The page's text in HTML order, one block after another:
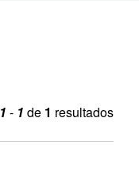
1 - 1 de 1 resultados